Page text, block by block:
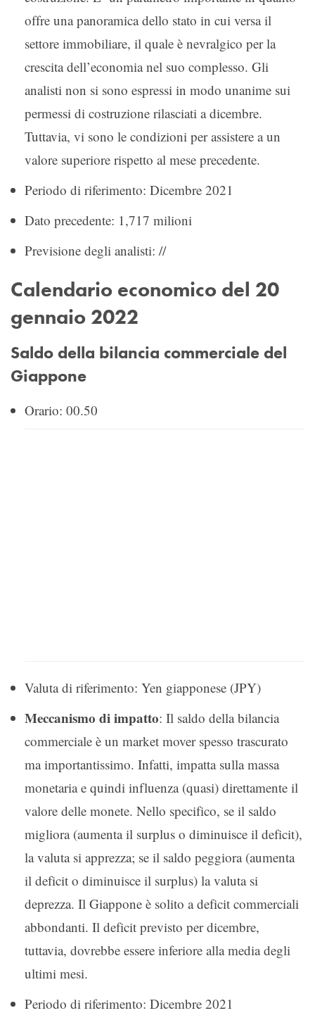
offre una panoramica dello stato in cui versa il
settore immobiliare, il quale è nevralgico per la
crescita dell’economia nel suo complesso. Gli
analisti non si sono espressi in modo unanime sui
permessi di costruzione rilasciati a dicembre.
Tuttavia, vi sono le condizioni per assistere a un
valore superiore rispetto al mese precedente.
Periodo di riferimento: Dicembre 2021
Dato precedente: 1,717 milioni
Previsione degli analisti: //
Calendario economico del 20
gennaio 2022
Saldo della bilancia commerciale del
Giappone
Orario: 00.50
Valuta di riferimento: Yen giapponese (JPY)
Meccanismo di impatto: Il saldo della bilancia
commerciale è un market mover spesso trascurato
ma importantissimo. Infatti, impatta sulla massa
monetaria e quindi influenza (quasi) direttamente il
valore delle monete. Nello specifico, se il saldo
migliora (aumenta il surplus o diminuisce il deficit),
la valuta si apprezza; se il saldo peggiora (aumenta
il deficit o diminuisce il surplus) la valuta si
deprezza. Il Giappone è solito a deficit commerciali
abbondanti. Il deficit previsto per dicembre,
tuttavia, dovrebbe essere inferiore alla media degli
ultimi mesi.
Periodo di riferimento: Dicembre 2021